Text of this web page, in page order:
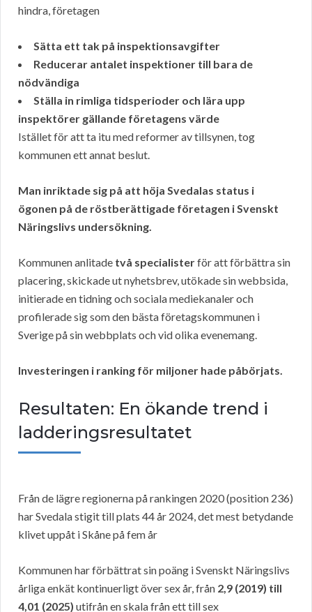
hindra, företagen
Sätta ett tak på inspektionsavgifter
Reducerar antalet inspektioner till bara de
nödvändiga
Ställa in rimliga tidsperioder och lära upp
inspektörer gällande företagens värde
Istället för att ta itu med reformer av tillsynen, tog
kommunen ett annat beslut.
Man inriktade sig på att höja Svedalas status i
ögonen på de röstberättigade företagen i Svenskt
Näringslivs undersökning.
Kommunen anlitade två specialisterför att förbättra sin
placering, skickade ut nyhetsbrev, utökade sin webbsida,
initierade en tidning och sociala mediekanaler och
profilerade sig som den bästa företagskommunen i
Sverige på sin webbplats och vid olika evenemang.
Investeringen i ranking för miljoner hade påbörjats.
Resultaten: En ökande trend i
ladderingsresultatet
Från de lägre regionerna på rankingen 2020 (position 236)
har Svedala stigit till plats 44 år 2024, det mest betydande
klivet uppåt i Skåne på fem år
Kommunen har förbättrat sin poäng i Svenskt Näringslivs
årliga enkät kontinuerligt över sex år, från 2,9 (2019) till
4,01 (2025) utifrån en skala från ett till sex